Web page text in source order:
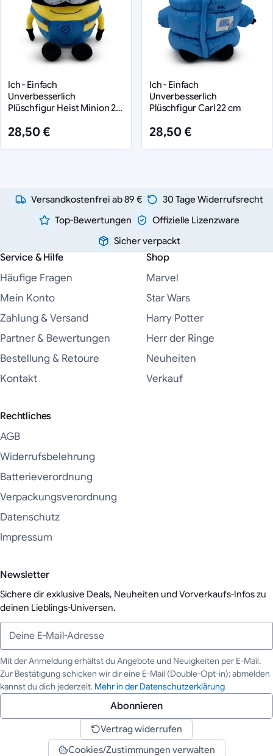
Ich - Einfach
Unverbesserlich
Plüschfigur Heist Minion 22
28,50 €
Ich - Einfach
Unverbesserlich
Plüschfigur Carl 22 cm
28,50 €
Versandkostenfrei ab 89 €
30 Tage Widerrufsrecht
Top-Bewertungen
Offizielle Lizenzware
Sicher verpackt
Service & Hilfe
Häufige Fragen
Mein Konto
Zahlung & Versand
Partner & Bewertungen
Bestellung & Retoure
Kontakt
Shop
Marvel
Star Wars
Harry Potter
Herr der Ringe
Neuheiten
Verkauf
Rechtliches
AGB
Widerrufsbelehrung
Batterieverordnung
Verpackungsverordnung
Datenschutz
Impressum
Newsletter
Sichere dir exklusive Deals, Neuheiten und Vorverkaufs-Infos zu
deinen Lieblings-Universen.
Deine E-Mail-Adresse
Mit der Anmeldung erhältst du Angebote und Neuigkeiten per E-Mail.
Zur Bestätigung schicken wir dir eine E-Mail (Double-Opt-in); abmelden
kannst du dich jederzeit. Mehr in der Datenschutzerklärung
Abonnieren
Vertrag widerrufen
Cookies/Zustimmungen verwalten